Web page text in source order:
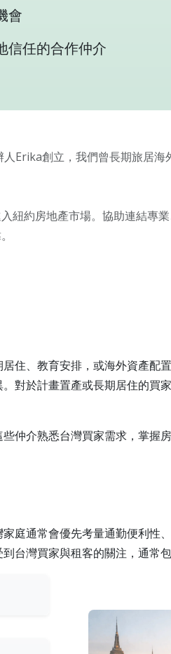
會
信任的合作仲介
Erika創立，我們曾長期旅居
紐約房地產市場。協助連結專
住、教育安排，或海外資產配
對於計畫置產或長期居住的買
仲介熟悉台灣買家需求，掌握
庭通常會優先考量通勤便利性
台灣買家與租客的關注，通常